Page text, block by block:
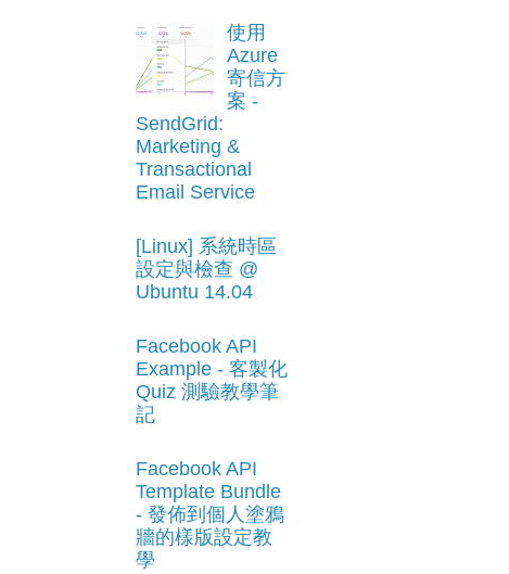
使用
Azure
寄信方
案 -
SendGrid:
Marketing &
Transactional
Email Service
[Linux] 系統時區
設定與檢查 @
Ubuntu 14.04
Facebook API
Example - 客製化
Quiz 測驗教學筆
記
Facebook API
Template Bundle
- 發佈到個人塗鴉
牆的樣版設定教
學